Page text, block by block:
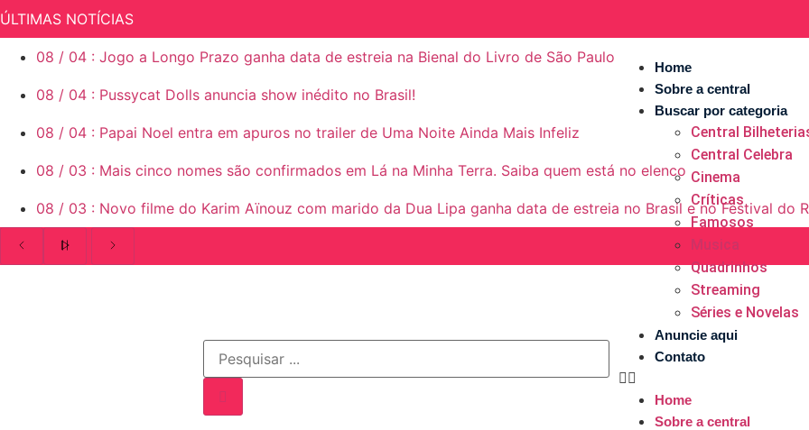
ÚLTIMAS NOTÍCIAS
08 / 04 : Jogo a Longo Prazo ganha data de estreia na Bienal do Livro de São Paulo
08 / 04 : Pussycat Dolls anuncia show inédito no Brasil!
08 / 04 : Papai Noel entra em apuros no trailer de Uma Noite Ainda Mais Infeliz
08 / 03 : Mais cinco nomes são confirmados em Lá na Minha Terra. Saiba quem está no elenco
08 / 03 : Novo filme do Karim Aïnouz com marido da Dua Lipa ganha data de estreia no Brasil e no Festival do
Home
Sobre a central
Buscar por categoria
Central
Central Celebra
Cinema
Críticas
Famosos
Musica
Quadrinhos
Streaming
Séries e Novelas
Anuncie aqui
Contato
Home
Sobre a central